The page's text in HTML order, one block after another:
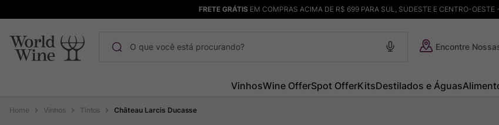
FRETE GRÁTISEM COMPRAS ACIMA DE R$ 699 PARA SUL, SUDESTE E CENTRO-OESTE -
Encontre
VinhosWine OfferSpot OfferKitsDestilados e Águas
Vinhos Tintos Château Larcis Ducasse
1º Maçanita